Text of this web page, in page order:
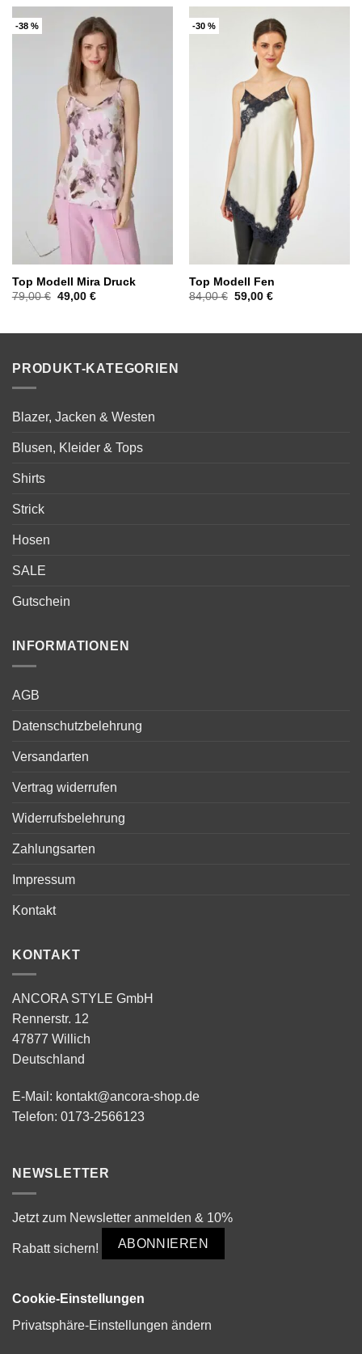
-38 %
Top Modell Mira Druck
79,00€ Ursprünglicher
49,00 €Aktueller
-30 %
Top Modell Fen
84,00€ Ursprünglicher
59,00 €Aktueller
PRODUKT-KATEGORIEN
Blazer, Jacken & Westen
Blusen, Kleider & Tops
Shirts
Strick
Hosen
SALE
Gutschein
INFORMATIONEN
AGB
Datenschutzbelehrung
Versandarten
Vertrag widerrufen
Widerrufsbelehrung
Zahlungsarten
Impressum
Kontakt
KONTAKT
ANCORA STYLE GmbH
Rennerstr. 12
47877 Willich
Deutschland
E-Mail: kontakt@ancora-shop.de
Telefon: 0173-2566123
NEWSLETTER
Jetzt zum Newsletter anmelden & 10%
Rabatt sichern! ABONNIEREN
Cookie-Einstellungen
Privatsphäre-Einstellungen ändern